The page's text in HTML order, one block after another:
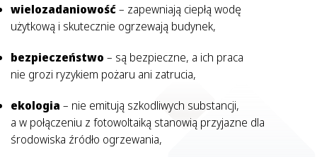
wielozadaniowość– zapewniają ciepłą wodę
użytkową i skutecznie ogrzewają budynek,
bezpieczeństwo – są bezpieczne, a ich praca
nie grozi ryzykiem pożaru ani zatrucia,
ekologia – nie emitują szkodliwych substancji,
a w połączeniu z fotowoltaiką stanowią przyjazne dla
środowiska źródło ogrzewania,